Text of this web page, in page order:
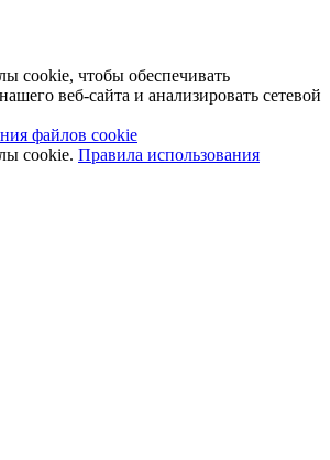
cookie, чтобы обеспечивать
веб-сайта и анализировать сетевой
файлов cookie
cookie. Правила использования